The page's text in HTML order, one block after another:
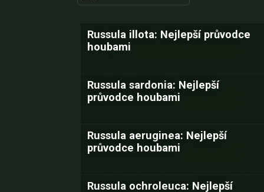
Russula illota: Nejlepší průvodce
houbami
Russula sardonia: Nejlepší
průvodce houbami
Russula aeruginea: Nejlepší
průvodce houbami
Russula ochroleuca: Nejlepší